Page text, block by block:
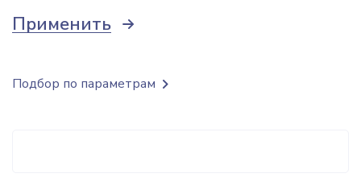
Применить
Подбор по параметрам